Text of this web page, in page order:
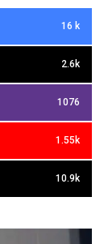
16 k
2.6k
1076
1.55k
10.9k